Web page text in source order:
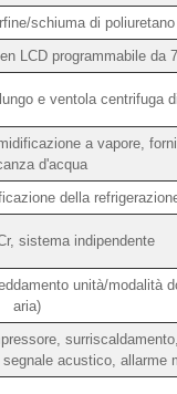
schiuma di poliuretano
LCD programmabile da
e ventola centrifuga
a vapore,
d'acqua
della
sistema indipendente
unità/modalità
aria)
acustico, allarme